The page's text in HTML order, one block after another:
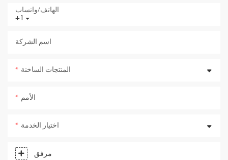
+1
الهاتف/واتساب
اسم الشركة
المنتجات الساخنة
الأمم
اختيار الخدمة
مرفق